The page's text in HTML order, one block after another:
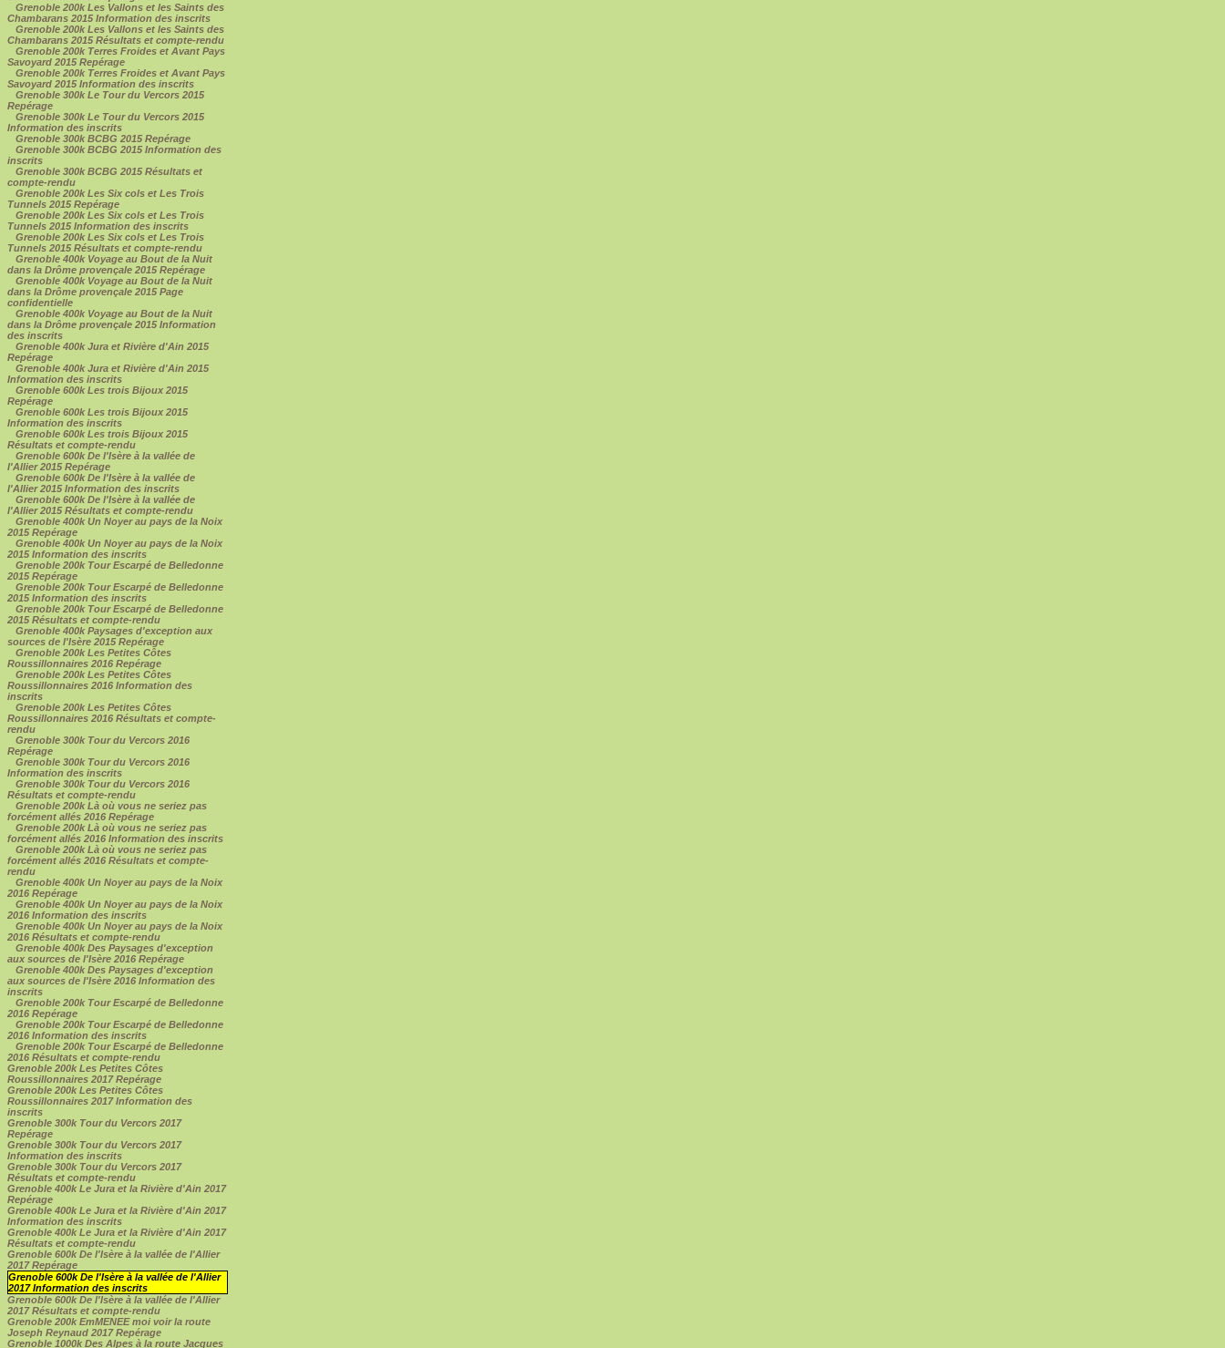
Grenoble 200k Les Vallons et les Saints des
Chambarans 2015 Information des inscrits
Grenoble 200k Les Vallons et les Saints des
Chambarans 2015 Résultats et compte-rendu
Grenoble 200k Terres Froides et Avant Pays
Savoyard 2015 Repérage
Grenoble 200k Terres Froides et Avant Pays
Savoyard 2015 Information des inscrits
Grenoble 300k Le Tour du Vercors 2015
Repérage
Grenoble 300k Le Tour du Vercors 2015
Information des inscrits
Grenoble 300k BCBG 2015 Repérage
Grenoble 300k BCBG 2015 Information des
inscrits
Grenoble 300k BCBG 2015 Résultats et
compte-rendu
Grenoble 200k Les Six cols et Les Trois
Tunnels 2015 Repérage
Grenoble 200k Les Six cols et Les Trois
Tunnels 2015 Information des inscrits
Grenoble 200k Les Six cols et Les Trois
Tunnels 2015 Résultats et compte-rendu
Grenoble 400k Voyage au Bout de la Nuit
dans la Drôme provençale 2015 Repérage
Grenoble 400k Voyage au Bout de la Nuit
dans la Drôme provençale 2015 Page
confidentielle
Grenoble 400k Voyage au Bout de la Nuit
dans la Drôme provençale 2015 Information
des inscrits
Grenoble 400k Jura et Rivière d'Ain 2015
Repérage
Grenoble 400k Jura et Rivière d'Ain 2015
Information des inscrits
Grenoble 600k Les trois Bijoux 2015
Repérage
Grenoble 600k Les trois Bijoux 2015
Information des inscrits
Grenoble 600k Les trois Bijoux 2015
Résultats et compte-rendu
Grenoble 600k De l'Isère à la vallée de
l'Allier 2015 Repérage
Grenoble 600k De l'Isère à la vallée de
l'Allier 2015 Information des inscrits
Grenoble 600k De l'Isère à la vallée de
l'Allier 2015 Résultats et compte-rendu
Grenoble 400k Un Noyer au pays de la Noix
2015 Repérage
Grenoble 400k Un Noyer au pays de la Noix
2015 Information des inscrits
Grenoble 200k Tour Escarpé de Belledonne
2015 Repérage
Grenoble 200k Tour Escarpé de Belledonne
2015 Information des inscrits
Grenoble 200k Tour Escarpé de Belledonne
2015 Résultats et compte-rendu
Grenoble 400k Paysages d'exception aux
sources de l'Isère 2015 Repérage
Grenoble 200k Les Petites Côtes
Roussillonnaires 2016 Repérage
Grenoble 200k Les Petites Côtes
Roussillonnaires 2016 Information des
inscrits
Grenoble 200k Les Petites Côtes
Roussillonnaires 2016 Résultats et compte-
rendu
Grenoble 300k Tour du Vercors 2016
Repérage
Grenoble 300k Tour du Vercors 2016
Information des inscrits
Grenoble 300k Tour du Vercors 2016
Résultats et compte-rendu
Grenoble 200k Là où vous ne seriez pas
forcément allés 2016 Repérage
Grenoble 200k Là où vous ne seriez pas
forcément allés 2016 Information des inscrits
Grenoble 200k Là où vous ne seriez pas
forcément allés 2016 Résultats et compte-
rendu
Grenoble 400k Un Noyer au pays de la Noix
2016 Repérage
Grenoble 400k Un Noyer au pays de la Noix
2016 Information des inscrits
Grenoble 400k Un Noyer au pays de la Noix
2016 Résultats et compte-rendu
Grenoble 400k Des Paysages d'exception
aux sources de l'Isère 2016 Repérage
Grenoble 400k Des Paysages d'exception
aux sources de l'Isère 2016 Information des
inscrits
Grenoble 200k Tour Escarpé de Belledonne
2016 Repérage
Grenoble 200k Tour Escarpé de Belledonne
2016 Information des inscrits
Grenoble 200k Tour Escarpé de Belledonne
2016 Résultats et compte-rendu
Grenoble 200k Les Petites Côtes
Roussillonnaires 2017 Repérage
Grenoble 200k Les Petites Côtes
Roussillonnaires 2017 Information des
inscrits
Grenoble 300k Tour du Vercors 2017
Repérage
Grenoble 300k Tour du Vercors 2017
Information des inscrits
Grenoble 300k Tour du Vercors 2017
Résultats et compte-rendu
Grenoble 400k Le Jura et la Rivière d'Ain 2017
Repérage
Grenoble 400k Le Jura et la Rivière d'Ain 2017
Information des inscrits
Grenoble 400k Le Jura et la Rivière d'Ain 2017
Résultats et compte-rendu
Grenoble 600k De l'Isère à la vallée de l'Allier
2017 Repérage
Grenoble 600k De l'Isère à la vallée de l'Allier
2017 Information des inscrits
Grenoble 600k De l'Isère à la vallée de l'Allier
2017 Résultats et compte-rendu
Grenoble 200k EmMENEE moi voir la route
Joseph Reynaud 2017 Repérage
Grenoble 1000k Des Alpes à la route Jacques